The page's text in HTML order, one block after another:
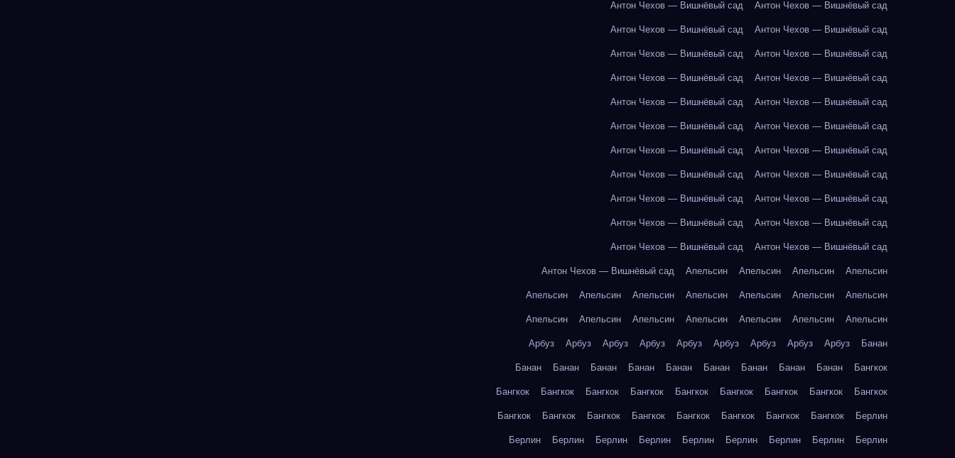
Антон Чехов — Вишнёвый сад Антон Чехов — Вишнёвый сад
Антон Чехов — Вишнёвый сад Антон Чехов — Вишнёвый сад
Антон Чехов — Вишнёвый сад Антон Чехов — Вишнёвый сад
Антон Чехов — Вишнёвый сад Антон Чехов — Вишнёвый сад
Антон Чехов — Вишнёвый сад Антон Чехов — Вишнёвый сад
Антон Чехов — Вишнёвый сад Антон Чехов — Вишнёвый сад
Антон Чехов — Вишнёвый сад Антон Чехов — Вишнёвый сад
Антон Чехов — Вишнёвый сад Антон Чехов — Вишнёвый сад
Антон Чехов — Вишнёвый сад Антон Чехов — Вишнёвый сад
Антон Чехов — Вишнёвый сад Антон Чехов — Вишнёвый сад
Антон Чехов — Вишнёвый сад Антон Чехов — Вишнёвый сад
Антон Чехов — Вишнёвый сад Апельсин Апельсин Апельсин Апельсин
Апельсин Апельсин Апельсин Апельсин Апельсин Апельсин Апельсин
Апельсин Апельсин Апельсин Апельсин Апельсин Апельсин Апельсин
Арбуз Арбуз Арбуз Арбуз Арбуз Арбуз Арбуз Арбуз Арбуз Банан
Банан Банан Банан Банан Банан Банан Банан Банан Банан Бангкок
Бангкок Бангкок Бангкок Бангкок Бангкок Бангкок Бангкок Бангкок Бангкок
Бангкок Бангкок Бангкок Бангкок Бангкок Бангкок Бангкок Бангкок Берлин
Берлин Берлин Берлин Берлин Берлин Берлин Берлин Берлин Берлин